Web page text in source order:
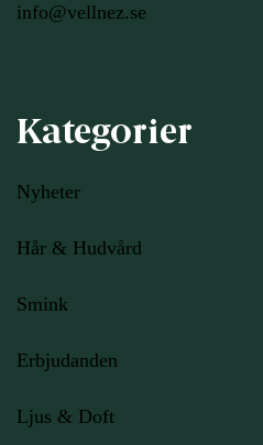
info@vellnez.se
Kategorier
Nyheter
Hår & Hudvård
Smink
Erbjudanden
Ljus & Doft